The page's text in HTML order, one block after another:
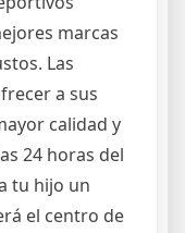
marcas
Las
a sus
calidad y
24 horas del
tu hijo un
el centro de